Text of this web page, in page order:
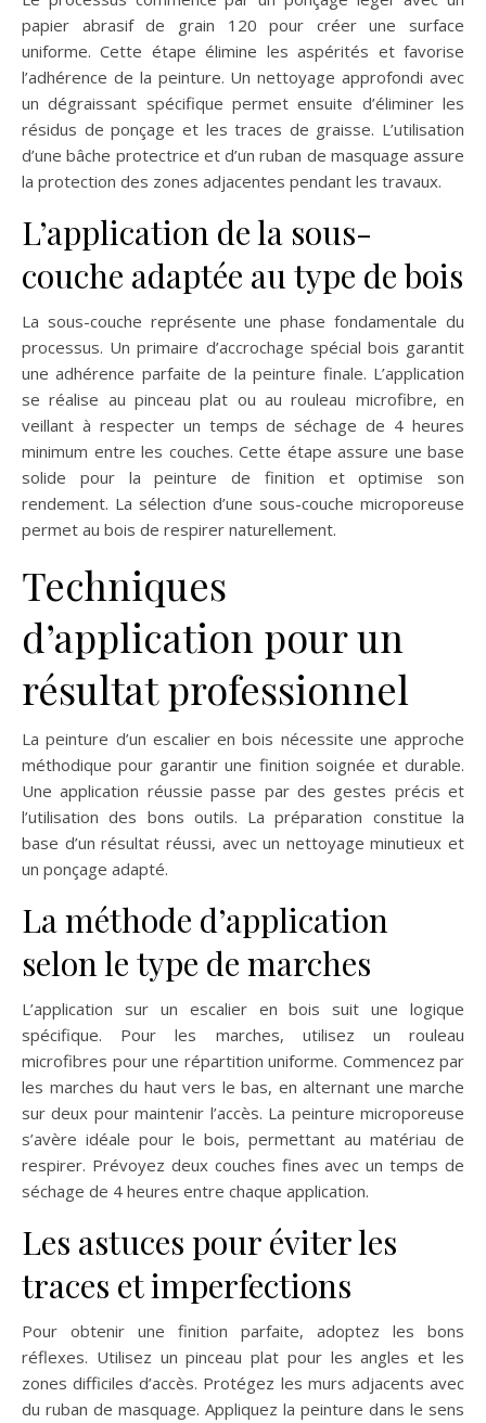
papier abrasif de grain 120 pour créer une surface
uniforme. Cette étape élimine les aspérités et favorise
l’adhérence de la peinture. Un nettoyage approfondi avec
un dégraissant spécifique permet ensuite d’éliminer les
résidus de ponçage et les traces de graisse. L’utilisation
d’une bâche protectrice et d’un ruban de masquage assure
la protection des zones adjacentes pendant les travaux.
L’application de la sous-
couche adaptée au type de bois
La sous-couche représente une phase fondamentale du
processus. Un primaire d’accrochage spécial bois garantit
une adhérence parfaite de la peinture finale. L’application
se réalise au pinceau plat ou au rouleau microfibre, en
veillant à respecter un temps de séchage de 4 heures
minimum entre les couches. Cette étape assure une base
solide pour la peinture de finition et optimise son
rendement. La sélection d’une sous-couche microporeuse
permet au bois de respirer naturellement.
Techniques
d’application pour un
résultat professionnel
La peinture d’un escalier en bois nécessite une approche
méthodique pour garantir une finition soignée et durable.
Une application réussie passe par des gestes précis et
l’utilisation des bons outils. La préparation constitue la
base d’un résultat réussi, avec un nettoyage minutieux et
un ponçage adapté.
La méthode d’application
selon le type de marches
L’application sur un escalier en bois suit une logique
spécifique. Pour les marches, utilisez un rouleau
microfibres pour une répartition uniforme. Commencez par
les marches du haut vers le bas, en alternant une marche
sur deux pour maintenir l’accès. La peinture microporeuse
s’avère idéale pour le bois, permettant au matériau de
respirer. Prévoyez deux couches fines avec un temps de
séchage de 4 heures entre chaque application.
Les astuces pour éviter les
traces et imperfections
Pour obtenir une finition parfaite, adoptez les bons
réflexes. Utilisez un pinceau plat pour les angles et les
zones difficiles d’accès. Protégez les murs adjacents avec
du ruban de masquage. Appliquez la peinture dans le sens